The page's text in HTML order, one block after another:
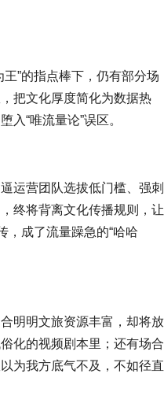
”的指点棒下，仍有部分场
把文化厚度简化为数据热
入“唯流量论”误区。
运营团队选拔低门槛、强刺
终将背离文化传播规则，让
，成了流量躁急的“哈哈
明明文旅资源丰富，却将放
化的视频剧本里；还有场合
为我方底气不及，不如径直